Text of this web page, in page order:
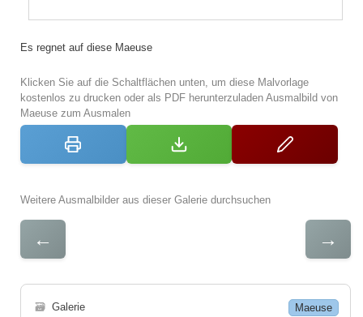
Es regnet auf diese Maeuse
Klicken Sie auf die Schaltflächen unten, um diese Malvorlage
kostenlos zu drucken oder als PDF herunterzuladen Ausmalbild von
Maeuse zum Ausmalen
Weitere Ausmalbilder aus dieser Galerie durchsuchen
← →
🗃 Galerie Maeuse